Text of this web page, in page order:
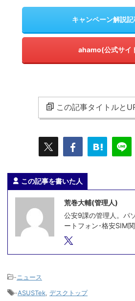
キャンペーン解説
ahamo(公式サイ
この記事タイトルと
この記事を書いた人
荒巻大輔(管理人)
公安9課の管理人。パ
ートフォン･格安SIM
-ニュース
-ASUSTek デスクトップ